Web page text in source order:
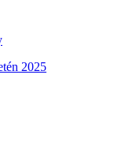
2025